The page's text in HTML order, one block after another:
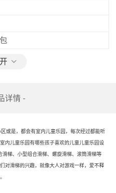
详情 -
或是，都会有室内儿童乐园，每次经过都能听
内儿童乐园有哪些孩子喜欢的儿童儿童乐园设
梯、小型组合滑梯、螺旋滑梯、滚筒滑梯等
对滑梯的兴趣，就像大人对游戏一样，爱不释